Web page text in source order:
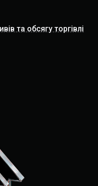
та обсягу торгівлі